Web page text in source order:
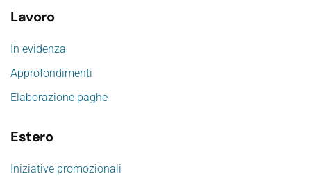
Lavoro
In evidenza
Approfondimenti
Elaborazione paghe
Estero
Iniziative promozionali